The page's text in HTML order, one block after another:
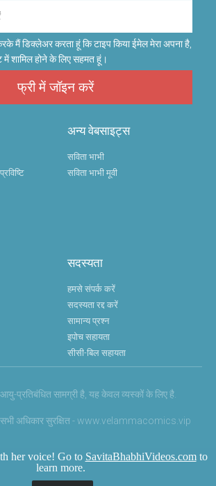
मैं डिक्लेअर करता हूं कि टाइप किया ईमेल मेरा अपना है,
में शामिल होने के लिए सहमत हूं।
फ्री में जॉइन करें
अन्य वेबसाइट्स
सविता भाभी
सविता भाभी मूवी
सदस्यता
हमसे संपर्क करें
सदस्यता रद्द करें
सामान्य प्रश्न
इपोच सहायता
सीसी-बिल सहायता
प्रतिबंधित सामग्री है, यह केवल व्यस्कों के लिए है.
अधिकार सुरक्षित - www.velammacomics.vip
her voice! Go to SavitaBhabhiVideos.comto
learn more.